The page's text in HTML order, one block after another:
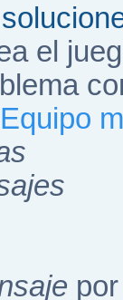
el
Equipo